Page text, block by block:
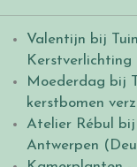
Valentijn bij
Kerstverlichting
Moederdag bij
kerstbomen
Atelier Rébul bij
Antwerpen